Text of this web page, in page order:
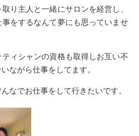
り主人と一緒にサロンを経営し、
をするなんて夢にも思っていませ
ィシャンの資格も取得しお互い不
ながら仕事をしてます。
なでお仕事をして行きたいです。